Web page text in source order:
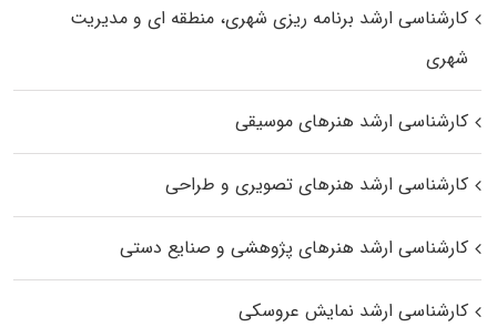
کارشناسی ارشد برنامه ریزی شهری، منطقه‌ ای و مدیریت
شهری
کارشناسی ارشد هنرهای موسیقی
کارشناسی ارشد هنرهای تصویری و طراحی
کارشناسی ارشد هنرهای پژوهشی و صنایع دستی
کارشناسی ارشد نمایش عروسکی